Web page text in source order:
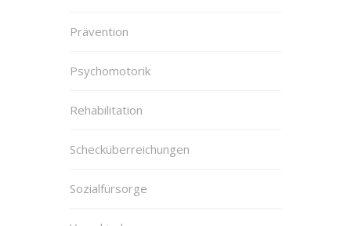
Prävention
Psychomotorik
Rehabilitation
Schecküberreichungen
Sozialfürsorge